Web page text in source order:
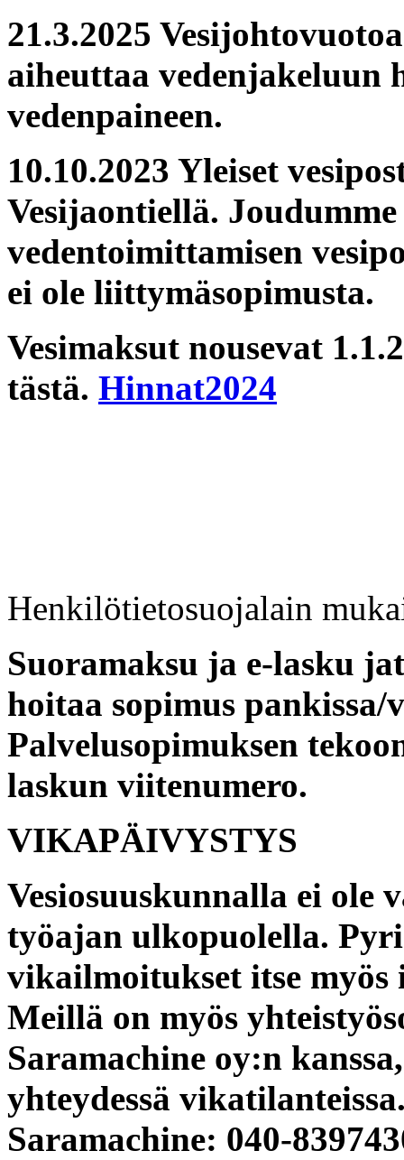
21.3.2025
aiheuttaa vedenjakeluun
vedenpaineen.
10.10.2023 Yleiset
Vesijaontiellä.
vedentoimittamisen
ei ole liittymäsopimusta.
Vesimaksut nousevat
tästä. Hinnat2024
Henkilötietosuojalain
Suoramaksu ja e-lasku
hoitaa sopimus pankissa/
Palvelusopimuksen
laskun viitenumero.
VIKAPÄIVYSTYS
Vesiosuuskunnalla ei ole
työajan ulkopuolella.
vikailmoitukset itse
Meillä on myös
Saramachine oy:n
yhteydessä
Saramachine: 040-